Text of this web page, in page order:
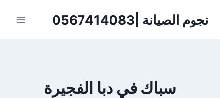
نجوم الصيانة |0567414083
سباك في دبا الفجيرة